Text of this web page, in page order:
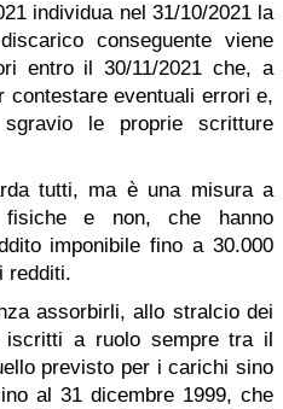
individua nel 31/10/2021 la
conseguente viene
entro il 30/11/2021 che, a
contestare eventuali errori e,
le proprie scritture
tutti, ma è una misura a
fisiche e non, che hanno
imponibile fino a 30.000
redditi.
assorbirli, allo stralcio dei
a ruolo sempre tra il
previsto per i carichi sino
al 31 dicembre 1999, che